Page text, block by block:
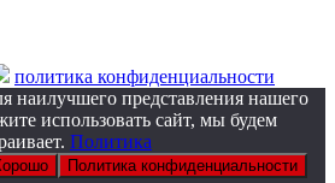
политика конфиденциальности
наилучшего представления нашего
использовать сайт, мы будем
Политика
Политика конфиденциальности